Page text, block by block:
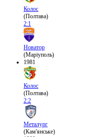
Колос
(Полтава)
2:1
Новатор
(Маріуполь)
1981
Колос
(Полтава)
2:2
Металург
(Кам'янське)